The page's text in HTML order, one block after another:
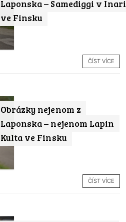
Laponska – Samediggi v Inari
ve Finsku
ČÍST VÍCE
Obrázky nejenom z
Laponska – nejenom Lapin
Kulta ve Finsku
ČÍST VÍCE